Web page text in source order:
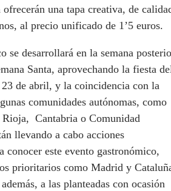
una tapa creativa, de
al precio unificado de 1’5 euros.
se desarrollará en la semana
Santa, aprovechando la fiesta
de abril, y la coincidencia con la
comunidades autónomas, como
Rioja, Cantabria o Comunidad
llevando a cabo acciones
conocer este evento gastronómico,
prioritarios como Madrid y
a las planteadas con ocasión